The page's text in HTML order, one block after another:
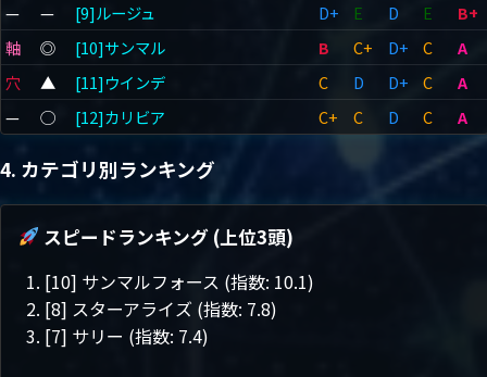
—
— [9]ルージュ D+ E D E
B+
軸
◎ [10]サンマル B C+ D+ C
A
穴
▲ [11]ウインデ C D D+ C
A
—
◯ [12]カリビア C+ C D C A
4. カテゴリ別ランキング
スピードランキング (上位3頭)
[10] サンマルフォース (指数: 10.1)
[8] スターアライズ (指数: 7.8)
[7] サリー (指数: 7.4)